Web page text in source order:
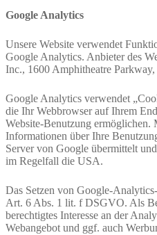
Google Analytics
Unsere Website verwendet
Google Analytics. Anbieter des
Inc., 1600 Amphitheatre
Google Analytics verwendet
die Ihr Webbrowser auf Ihrem
Website-Benutzung ermöglichen.
Informationen über Ihre
Server von Google übermittelt
im Regelfall die USA.
Das Setzen von Google-
Art. 6 Abs. 1 lit. f DSGVO. Als
berechtigtes Interesse an der
Webangebot und ggf. auch